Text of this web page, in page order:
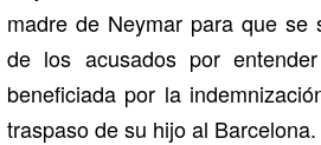
madre de Neymar para que se
de los acusados por
beneficiada por la
traspaso de su hijo al Barcelona.